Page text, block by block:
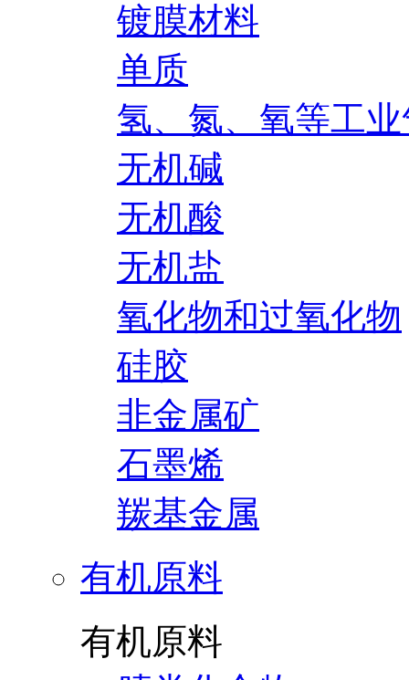
镀膜材料
单质
氢、氮、氧等工
无机碱
无机酸
无机盐
氧化物和过氧化物
硅胶
非金属矿
石墨烯
羰基金属
有机原料
有机原料